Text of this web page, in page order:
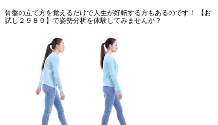
骨盤の立て方を覚えるだけで人生が好転する方もあるのです！ 【お
試し２９８０】で姿勢分析を体験してみませんか？